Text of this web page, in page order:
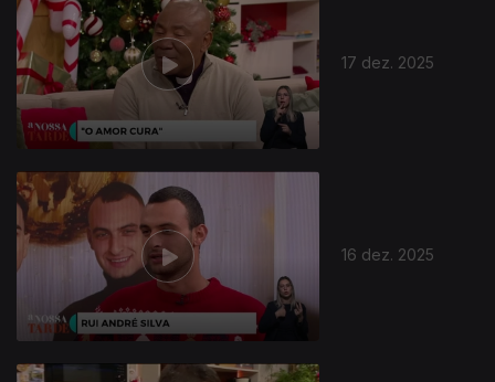
17 dez. 2025
16 dez. 2025